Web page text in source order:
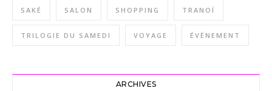
SAKÉ SALON SHOPPING TRANOÏ
TRILOGIE DU SAMEDI VOYAGE ÉVÈNEMENT
ARCHIVES